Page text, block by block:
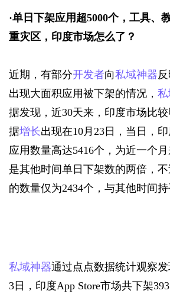
·单日下架应用超5000个，工具、
重灾区，印度市场怎么了？
近期，有部分开发者向私域神器
出现大面积应用被下架的情况，
据发现，近30天来，印度市场比
据增长出现在10月23日，当日，
应用数量高达5416个，为近一个
是其他时间单日下架数的两倍，
的数量仅为2434个，与其他时间持
私域神器通过点点数据统计观察发
3日，印度App Store市场共下架